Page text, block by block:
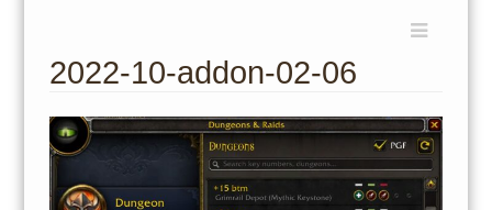
content
2022-10-addon-02-06